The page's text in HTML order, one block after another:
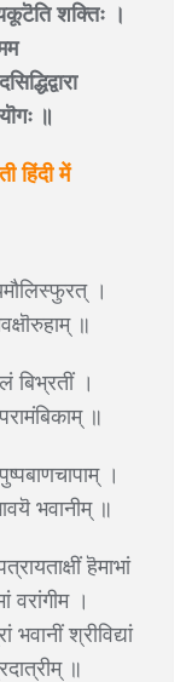
शक्तिः ।
॥
हिंदी में
।
॥
बिभ्रतीं ।
॥
।
भवानीम् ॥
हॆमाभां
वरांगीम ।
श्रीविद्यां
॥